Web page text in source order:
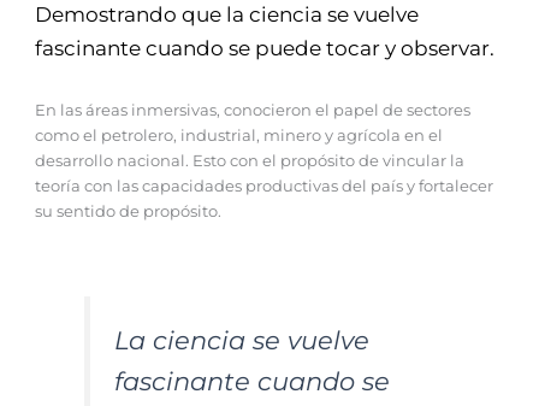
Demostrando que la ciencia se vuelve
fascinante cuando se puede tocar y observar.
En las áreas inmersivas, conocieron el papel de sectores
como el petrolero, industrial, minero y agrícola en el
desarrollo nacional. Esto con el propósito de vincular la
teoría con las capacidades productivas del país y fortalecer
su sentido de propósito.
La ciencia se vuelve
fascinante cuando se